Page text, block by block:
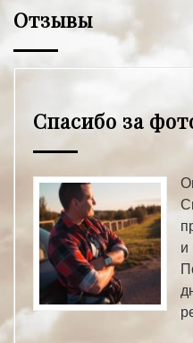
Отзывы
Спасибо за
и